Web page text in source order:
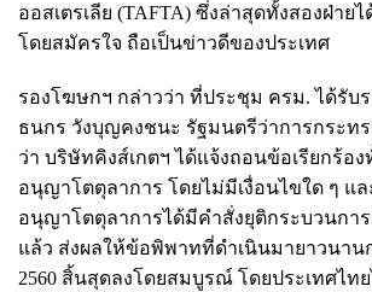
ออสเตรเลีย (TAFTA) ซึ่งล่าสุดทั้งสองฝ่าย
โดยสมัครใจ ถือเป็นข่าวดีของประเทศ
รองโฆษกฯ กล่าวว่า ที่ประชุม ครม. ได้รับ
ธนกร วังบุญคงชนะ รัฐมนตรีว่าการกระท
ว่า บริษัทคิงส์เกตฯ ได้แจ้งถอนข้อเรียกร้อ
อนุญาโตตุลาการ โดยไม่มีเงื่อนไขใด ๆ แ
อนุญาโตตุลาการได้มีคำสั่งยุติกระบวนการ
แล้ว ส่งผลให้ข้อพิพาทที่ดำเนินมายาวนาน
2560 สิ้นสุดลงโดยสมบูรณ์ โดยประเทศไท